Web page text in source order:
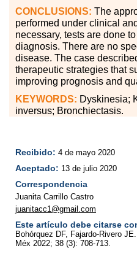
CONCLUSIONS: The
performed under clinical
necessary, tests are done
diagnosis. There are no
disease. The case
therapeutic strategies that
improving prognosis and
KEYWORDS: Dyskinesia;
inversus; Bronchiectasis.
Recibido: 4 de mayo 2020
Aceptado: 13 de julio 2020
Correspondencia
Juanita Carrillo Castro
juanitacc1@gmail.com
Este artículo debe citarse
Bohórquez DF, Fajardo-Rivero
Méx 2022; 38 (3): 708-713.